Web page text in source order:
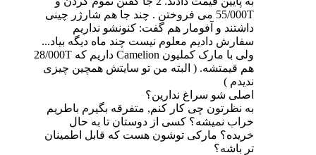
55/000T می فروختن . چند جا هم شارژر چینی
داشتند و آفومار هم گفت: کنونشو نداریم
سفارش دادیم معلوم نیست چند ماه دیگه بیاد...
ولی با مارک کملیون Camelion داریم که 28/000T
هم قیمتشه. ( البته من تو سایتش همچین چیزی
ندیدم )
اصلی شو سراغ ندارین؟
به نظرتون چی کار کنم, متفرقه بگیرم باطریم
خراب نمیشه؟ کسی از دوستان تا به حال
خریده؟ مارکی توشون هست که قابل اطمینان
تر باشه؟